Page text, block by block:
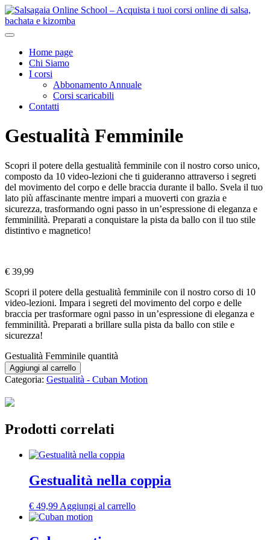
Home page
Chi Siamo
I corsi
Abbonamento Annuale
Corsi scaricabili
Contatti
Gestualità Femminile
Scopri il potere della gestualità femminile con il nostro corso unico,
composto da 10 video-lezioni che ti guideranno attraverso i segreti
del movimento del corpo e delle braccia durante il ballo. Svela il tuo
lato più affascinante mentre impari a muoverti con grazia e
sicurezza, trasformando ogni passo in un’espressione di eleganza e
femminilità. Preparati a conquistare la pista da ballo con il tuo stile
distintivo e magnetico!
€ 39,99
Scopri il potere della gestualità femminile con il nostro corso di 10
video-lezioni. Impara i segreti del movimento del corpo e delle
braccia per trasformare ogni passo in un’espressione di eleganza e
femminilità. Preparati a brillare sulla pista da ballo con stile e
sicurezza!
Gestualità Femminile quantità
Aggiungi al carrello
Categoria: Gestualità - Cuban Motion
Prodotti correlati
Gestualità nella coppia
€ 49,99 Aggiungi al carrello